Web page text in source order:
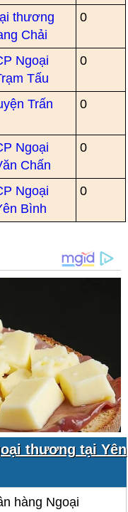
thương
Chải
0
Ngoại
Tấu
0
Trấn
0
Ngoại
Chấn
0
Ngoại
Bình
0
thương tại Yên
hàng Ngoại